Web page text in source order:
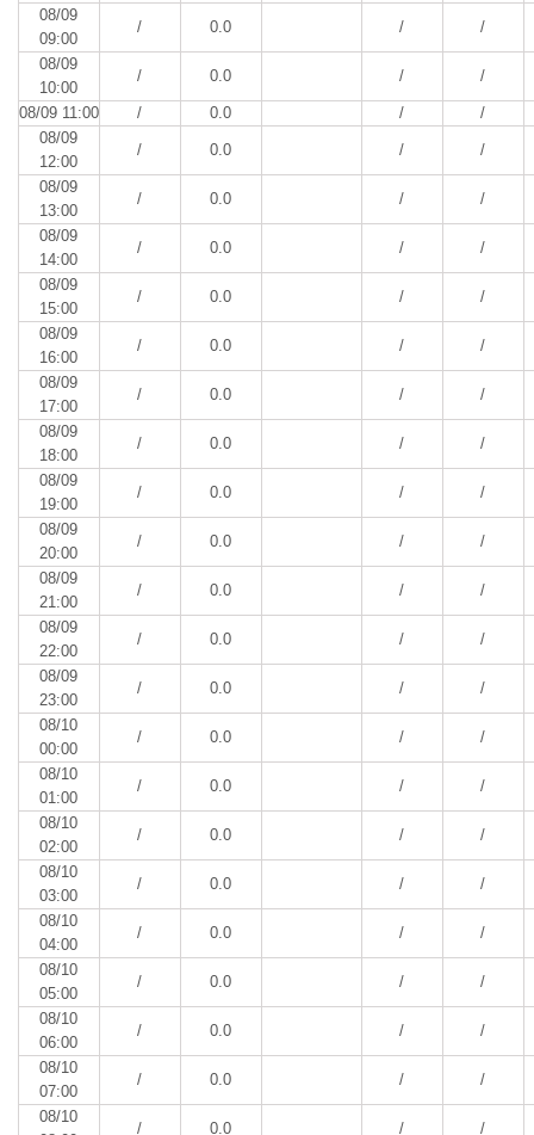
08/09
09:00
/ 0.0 / /
08/09
10:00
/ 0.0 / /
08/09 11:00 / 0.0 /
/
08/09
12:00
/ 0.0 / /
08/09
13:00
/ 0.0 / /
08/09
14:00
/ 0.0 / /
08/09
15:00
/ 0.0 / /
08/09
16:00
/ 0.0 / /
08/09
17:00
/ 0.0 / /
08/09
18:00
/ 0.0 / /
08/09
19:00
/ 0.0 / /
08/09
20:00
/ 0.0 / /
08/09
21:00
/ 0.0 / /
08/09
22:00
/ 0.0 / /
08/09
23:00
/ 0.0 / /
08/10
00:00
/ 0.0 / /
08/10
01:00
/ 0.0 / /
08/10
02:00
/ 0.0 / /
08/10
03:00
/ 0.0 / /
08/10
04:00
/ 0.0 / /
08/10
05:00
/ 0.0 / /
08/10
06:00
/ 0.0 / /
08/10
07:00
/ 0.0 / /
08/10
/ 0.0 / /